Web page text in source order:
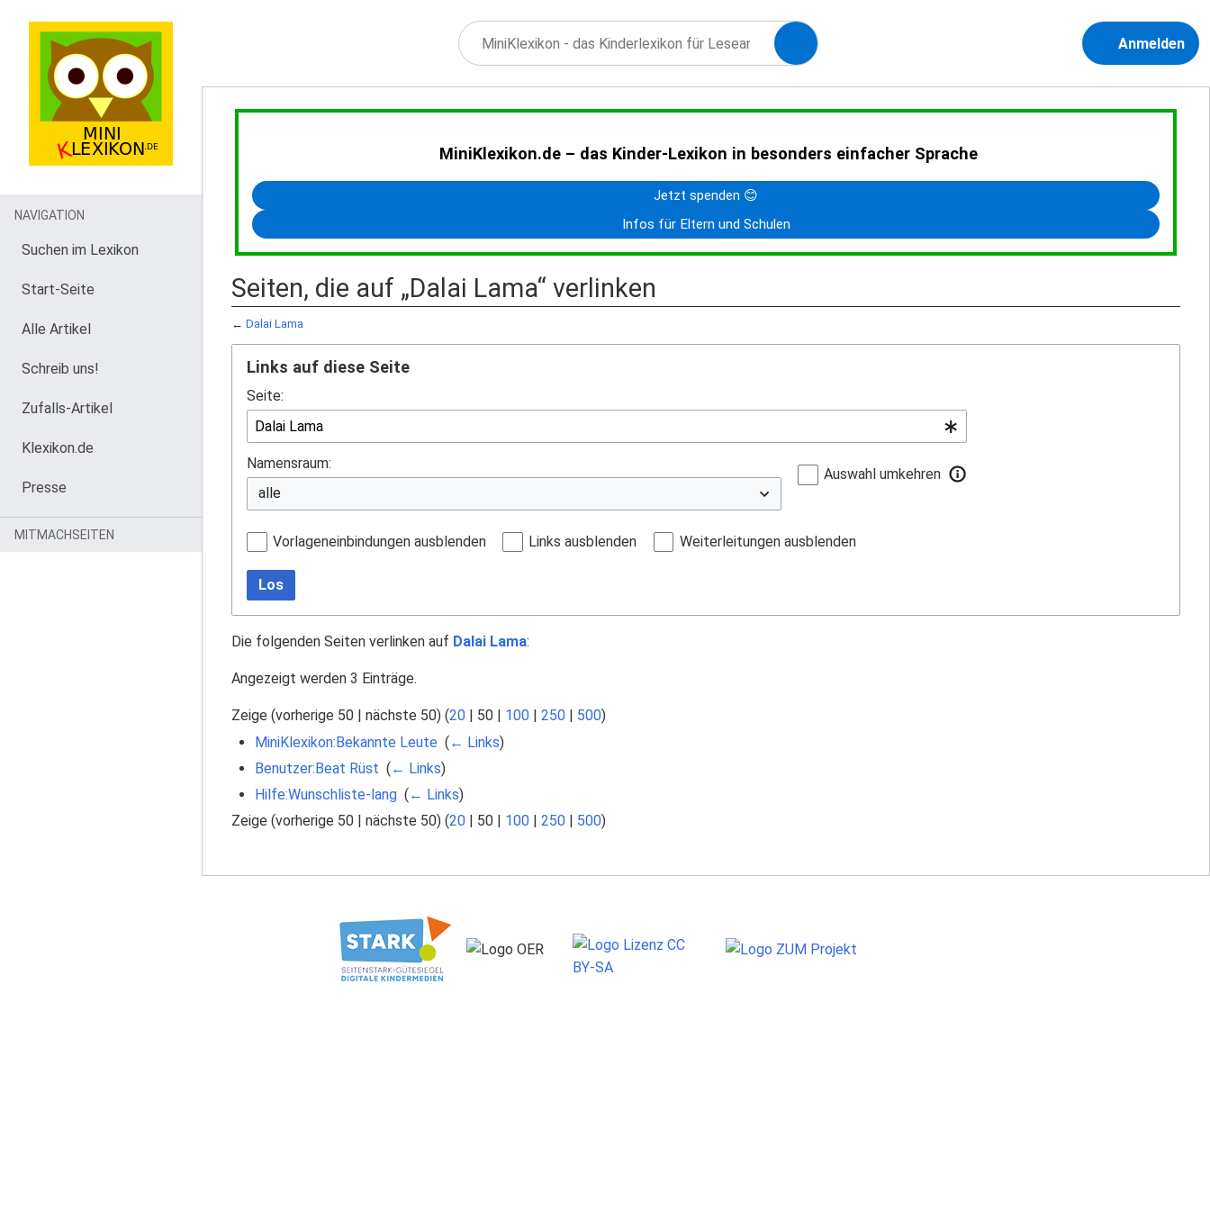
Anmelden
MiniKlexikon.de – das Kinder-Lexikon in besonders einfacher Sprache
Jetzt spenden 😊
Infos für Eltern und Schulen
Seiten, die auf „Dalai Lama“ verlinken
← Dalai Lama
Links auf diese Seite
Seite:
Namensraum:
Auswahl umkehren
Vorlageneinbindungen ausblenden Links ausblenden Weiterleitungen ausblenden
Los
Die folgenden Seiten verlinken auf Dalai Lama:
Angezeigt werden 3 Einträge.
Zeige (vorherige 50 nächste 50) (20 50 100 250 500)
MiniKlexikon:Bekannte Leute (← Links)
Benutzer:Beat Rüst (← Links)
Hilfe:Wunschliste-lang‎ (← Links)
Zeige (vorherige 50 | nächste 50) (20 | 50 | 100 | 250 | 500)
NAVIGATION
Suchen im Lexikon
Start-Seite
Alle Artikel
Schreib uns!
Zufalls-Artikel
Klexikon.de
Presse
MITMACHSEITEN